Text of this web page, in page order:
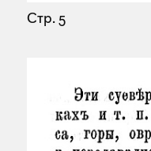
Стр. 5